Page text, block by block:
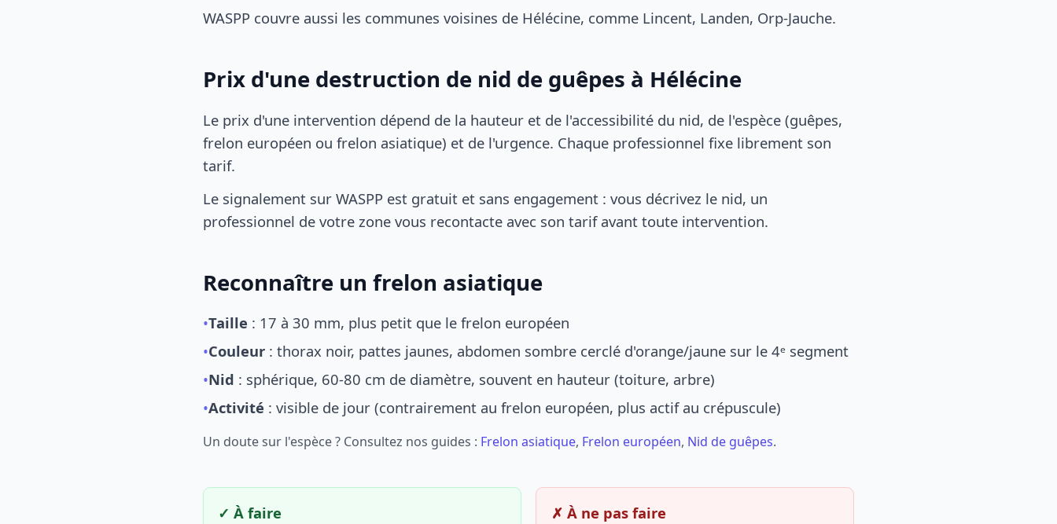
WASPP couvre aussi les communes voisines de Hélécine, comme Lincent, Landen, Orp-Jauche.
Prix d'une destruction de nid de guêpes à Hélécine
Le prix d'une intervention dépend de la hauteur et de l'accessibilité du nid, de l'espèce (guêpes,
frelon européen ou frelon asiatique) et de l'urgence. Chaque professionnel fixe librement son
tarif.
Le signalement sur WASPP est gratuit et sans engagement : vous décrivez le nid, un
professionnel de votre zone vous recontacte avec son tarif avant toute intervention.
Reconnaître un frelon asiatique
•Taille : 17 à 30 mm, plus petit que le frelon européen
•Couleur : thorax noir, pattes jaunes, abdomen sombre cerclé d'orange/jaune sur le 4ᵉ segment
•Nid : sphérique, 60-80 cm de diamètre, souvent en hauteur (toiture, arbre)
•Activité : visible de jour (contrairement au frelon européen, plus actif au crépuscule)
Un doute sur l'espèce ? Consultez nos guides : Frelon asiatique, Frelon européen, Nid de guêpes.
✓ À faire ✗ À ne pas faire